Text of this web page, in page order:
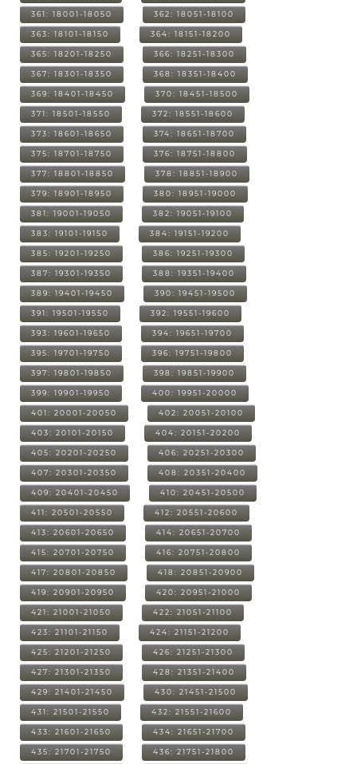
361: 18001-18050 362: 18051-18100
363: 18101-18150 364: 18151-18200
365: 18201-18250 366: 18251-18300
367: 18301-18350 368: 18351-18400
369: 18401-18450 370: 18451-18500
371: 18501-18550 372: 18551-18600
373: 18601-18650 374: 18651-18700
375: 18701-18750 376: 18751-18800
377: 18801-18850 378: 18851-18900
379: 18901-18950 380: 18951-19000
381: 19001-19050 382: 19051-19100
383: 19101-19150 384: 19151-19200
385: 19201-19250 386: 19251-19300
387: 19301-19350 388: 19351-19400
389: 19401-19450 390: 19451-19500
391: 19501-19550 392: 19551-19600
393: 19601-19650 394: 19651-19700
395: 19701-19750 396: 19751-19800
397: 19801-19850 398: 19851-19900
399: 19901-19950 400: 19951-20000
401: 20001-20050 402: 20051-20100
403: 20101-20150 404: 20151-20200
405: 20201-20250 406: 20251-20300
407: 20301-20350 408: 20351-20400
409: 20401-20450 410: 20451-20500
411: 20501-20550 412: 20551-20600
413: 20601-20650 414: 20651-20700
415: 20701-20750 416: 20751-20800
417: 20801-20850 418: 20851-20900
419: 20901-20950 420: 20951-21000
421: 21001-21050 422: 21051-21100
423: 21101-21150 424: 21151-21200
425: 21201-21250 426: 21251-21300
427: 21301-21350 428: 21351-21400
429: 21401-21450 430: 21451-21500
431: 21501-21550 432: 21551-21600
433: 21601-21650 434: 21651-21700
435: 21701-21750 436: 21751-21800